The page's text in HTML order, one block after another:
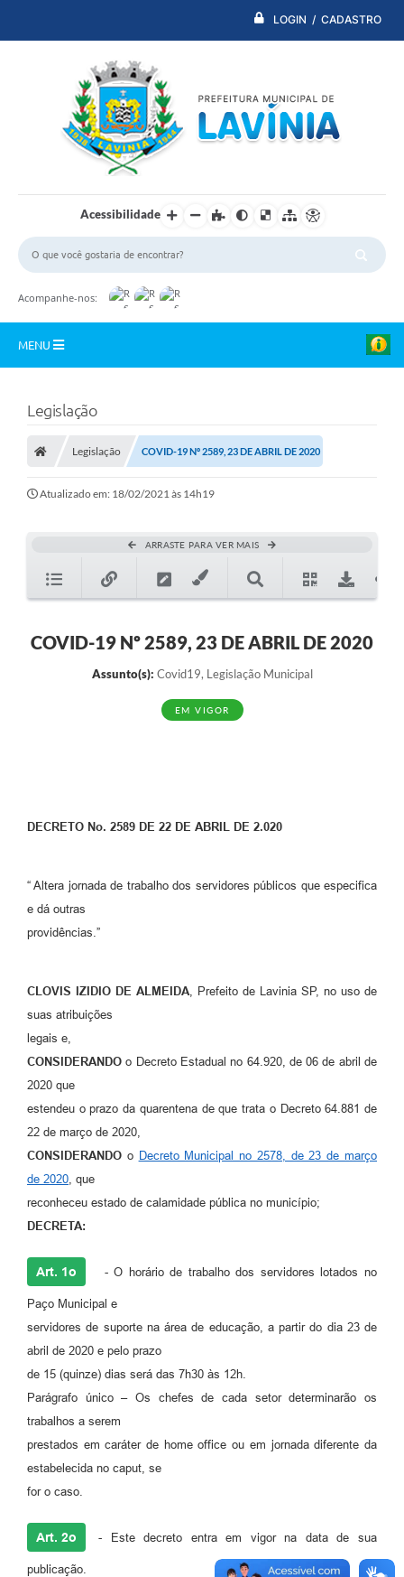
LOGIN / CADASTRO
Acessibilidade
Acompanhe-nos:
MENU
Transparência Municipal
Conselhos de Educação
Diário Oficial
Carta de Serviços
Legislação
Editais
Contas Públicas
Pesquisa de Satisfação
e-SIC
Contratos
Previdência Complementar
Audiência Pública
Cultura
Defesa Civil Municipal
Turismo
Legislação
Legislação COVID-19 Nº 2589, 23 DE ABRIL DE 2020
Atualizado em: 18/02/2021 às 14h19
ARRASTE PARA VER MAIS
COVID-19 Nº 2589, 23 DE ABRIL DE 2020
Assunto(s): Covid19, Legislação Municipal
EM VIGOR
DECRETO No. 2589 DE 22 DE ABRIL DE 2.020
“ Altera jornada de trabalho dos servidores públicos que especifica
e dá outras
providências.”
CLOVIS IZIDIO DE ALMEIDA , Prefeito de Lavinia SP, no uso de
suas atribuições
legais e,
CONSIDERANDO o Decreto Estadual no 64.920, de 06 de abril de
2020 que
estendeu o prazo da quarentena de que trata o Decreto 64.881 de
22 de março de 2020,
CONSIDERANDO o Decreto Municipal no 2578, de 23 de março
de 2020 , que
reconheceu estado de calamidade pública no município;
DECRETA:
Art. 1o - O horário de trabalho dos servidores lotados no
Paço Municipal e
servidores de suporte na área de educação, a partir do dia 23 de
abril de 2020 e pelo prazo
de 15 (quinze) dias será das 7h30 às 12h.
Parágrafo único – Os chefes de cada setor determinarão os
trabalhos a serem
prestados em caráter de home office ou em jornada diferente da
estabelecida no caput, se
for o caso.
Art. 2o - Este decreto entra em vigor na data de sua
publicação.